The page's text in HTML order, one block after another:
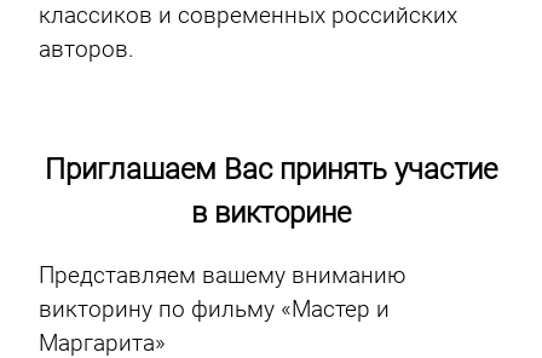
классиков и современных российских
авторов.
Приглашаем Вас принять участие
в викторине
Представляем вашему вниманию
викторину по фильму «Мастер и
Маргарита»